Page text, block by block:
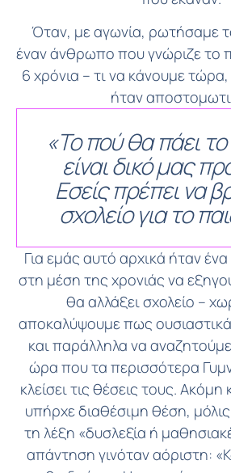
Όταν, με αγωνία, ρωτήσαμε
έναν άνθρωπο που γνώριζε το
6 χρόνια – τι να κάνουμε
ήταν
«Το πού θα πάει το
είναι δικό μας
Εσείς πρέπει να
σχολείο για το
Για εμάς αυτό αρχικά ήταν
στη μέση της χρονιάς να
θα αλλάξει σχολείο –
αποκαλύψουμε πως
και παράλληλα να
ώρα που τα περισσότερα
κλείσει τις θέσεις τους. Ακόμη
υπήρχε διαθέσιμη θέση,
τη λέξη «δυσλεξία ή
απάντηση γινόταν αόριστη: